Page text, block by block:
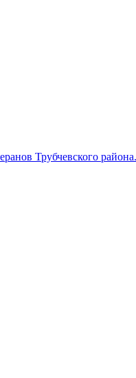
Трубчевского района.